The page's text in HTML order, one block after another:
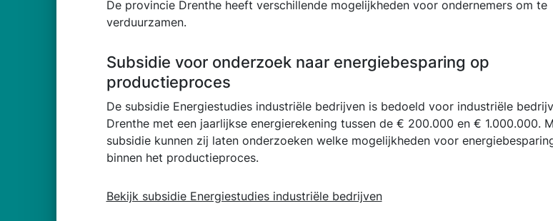
De provincie Drenthe heeft verschillende mogelijkheden voor ondernemers om te
verduurzamen.
Subsidie voor onderzoek naar energiebesparing op
productieproces
De subsidie Energiestudies industriële bedrijven is bedoeld voor industriële
Drenthe met een jaarlijkse energierekening tussen de € 200.000 en € 1.000.000.
subsidie kunnen zij laten onderzoeken welke mogelijkheden voor
binnen het productieproces.
Bekijk subsidie Energiestudies industriële bedrijven